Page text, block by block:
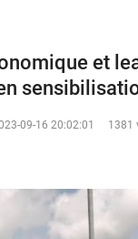
et
09-16 20:02:01
1381